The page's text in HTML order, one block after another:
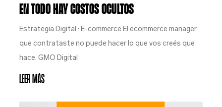
EN TODO HAY COSTOS OCULTOS
Estrategia Digital · E-commerce El ecommerce manager
que contrataste no puede hacer lo que vos creés que
hace. GMO Digital
Leer Más